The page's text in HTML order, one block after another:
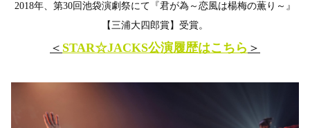
2018年、第30回池袋演劇祭にて『君が為～恋風は楊梅の薫り～』
【三浦大四郎賞】受賞。
＜ STAR☆JACKS公演履歴はこちら ＞